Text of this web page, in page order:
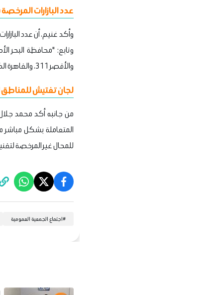
عدد البازارات
والأقصر 311، والقاهرة الكبرى 248 بازارا".
لجان تفتيش للمناطق
من جانبه أكد محمد
للمحال غير المرخصة
#اجتماع الجمعية العمومية